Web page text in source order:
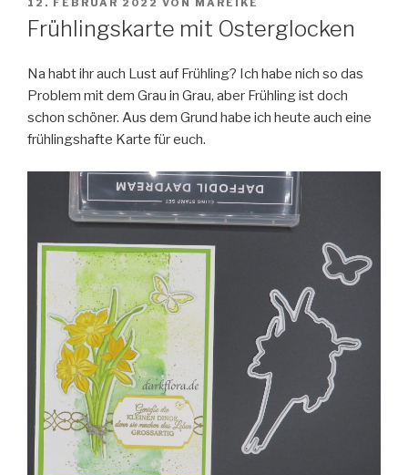
AM
12. FEBRUAR 2022 VON MAREIKE
Frühlingskarte mit Osterglocken
Na habt ihr auch Lust auf Frühling? Ich habe nich so das
Problem mit dem Grau in Grau, aber Frühling ist doch
schon schöner. Aus dem Grund habe ich heute auch eine
frühlingshafte Karte für euch.